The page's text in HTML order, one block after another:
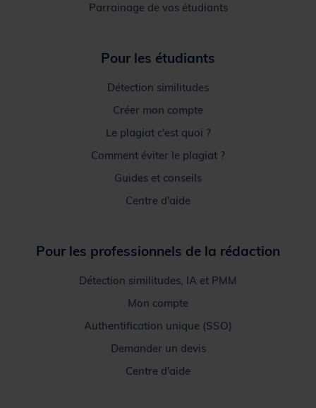
Parrainage de vos étudiants
Pour les étudiants
Détection similitudes
Créer mon compte
Le plagiat c'est quoi ?
Comment éviter le plagiat ?
Guides et conseils
Centre d'aide
Pour les professionnels de la rédaction
Détection similitudes, IA et PMM
Mon compte
Authentification unique (SSO)
Demander un devis
Centre d'aide